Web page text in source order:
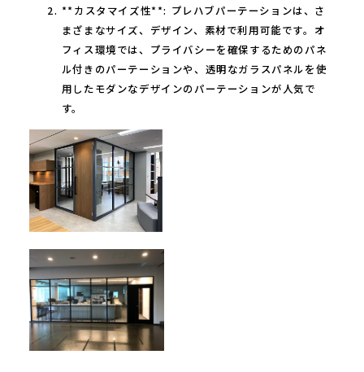
**カスタマイズ性**: プレハブパーテーションは、さ
まざまなサイズ、デザイン、素材で利用可能です。オ
フィス環境では、プライバシーを確保するためのパネ
ル付きのパーテーションや、透明なガラスパネルを使
用したモダンなデザインのパーテーションが人気で
す。